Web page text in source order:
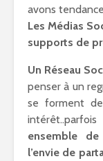
avons
Les Médias
supports de
Un Réseau
penser à un
se forment
ensemble
l’envie de